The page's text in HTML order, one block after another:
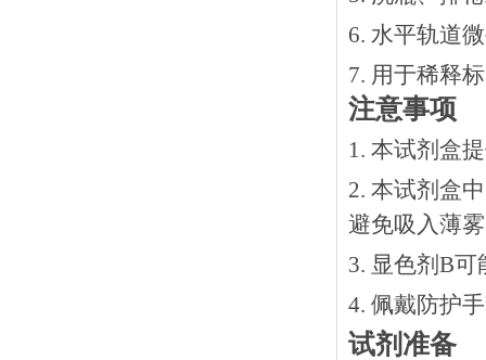
6. 水平轨道
7. 用于稀释
注意事项
1. 本试剂盒
2. 本试剂盒
避免吸入薄
3. 显色剂B
4. 佩戴防护
试剂准备